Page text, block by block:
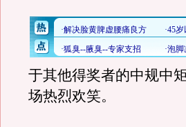
于其他得奖者的中规中
场热烈欢笑。